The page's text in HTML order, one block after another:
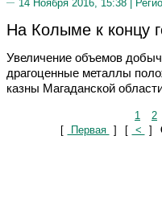
14 Ноября 2016, 15:38 |
На Колыме к концу
Увеличение объемов
драгоценные металлы
казны Магаданской
1
2
[
Первая ] [ < ]